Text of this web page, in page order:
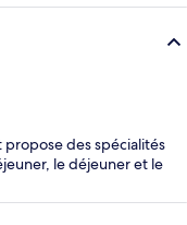
propose des spécialités
le déjeuner et le